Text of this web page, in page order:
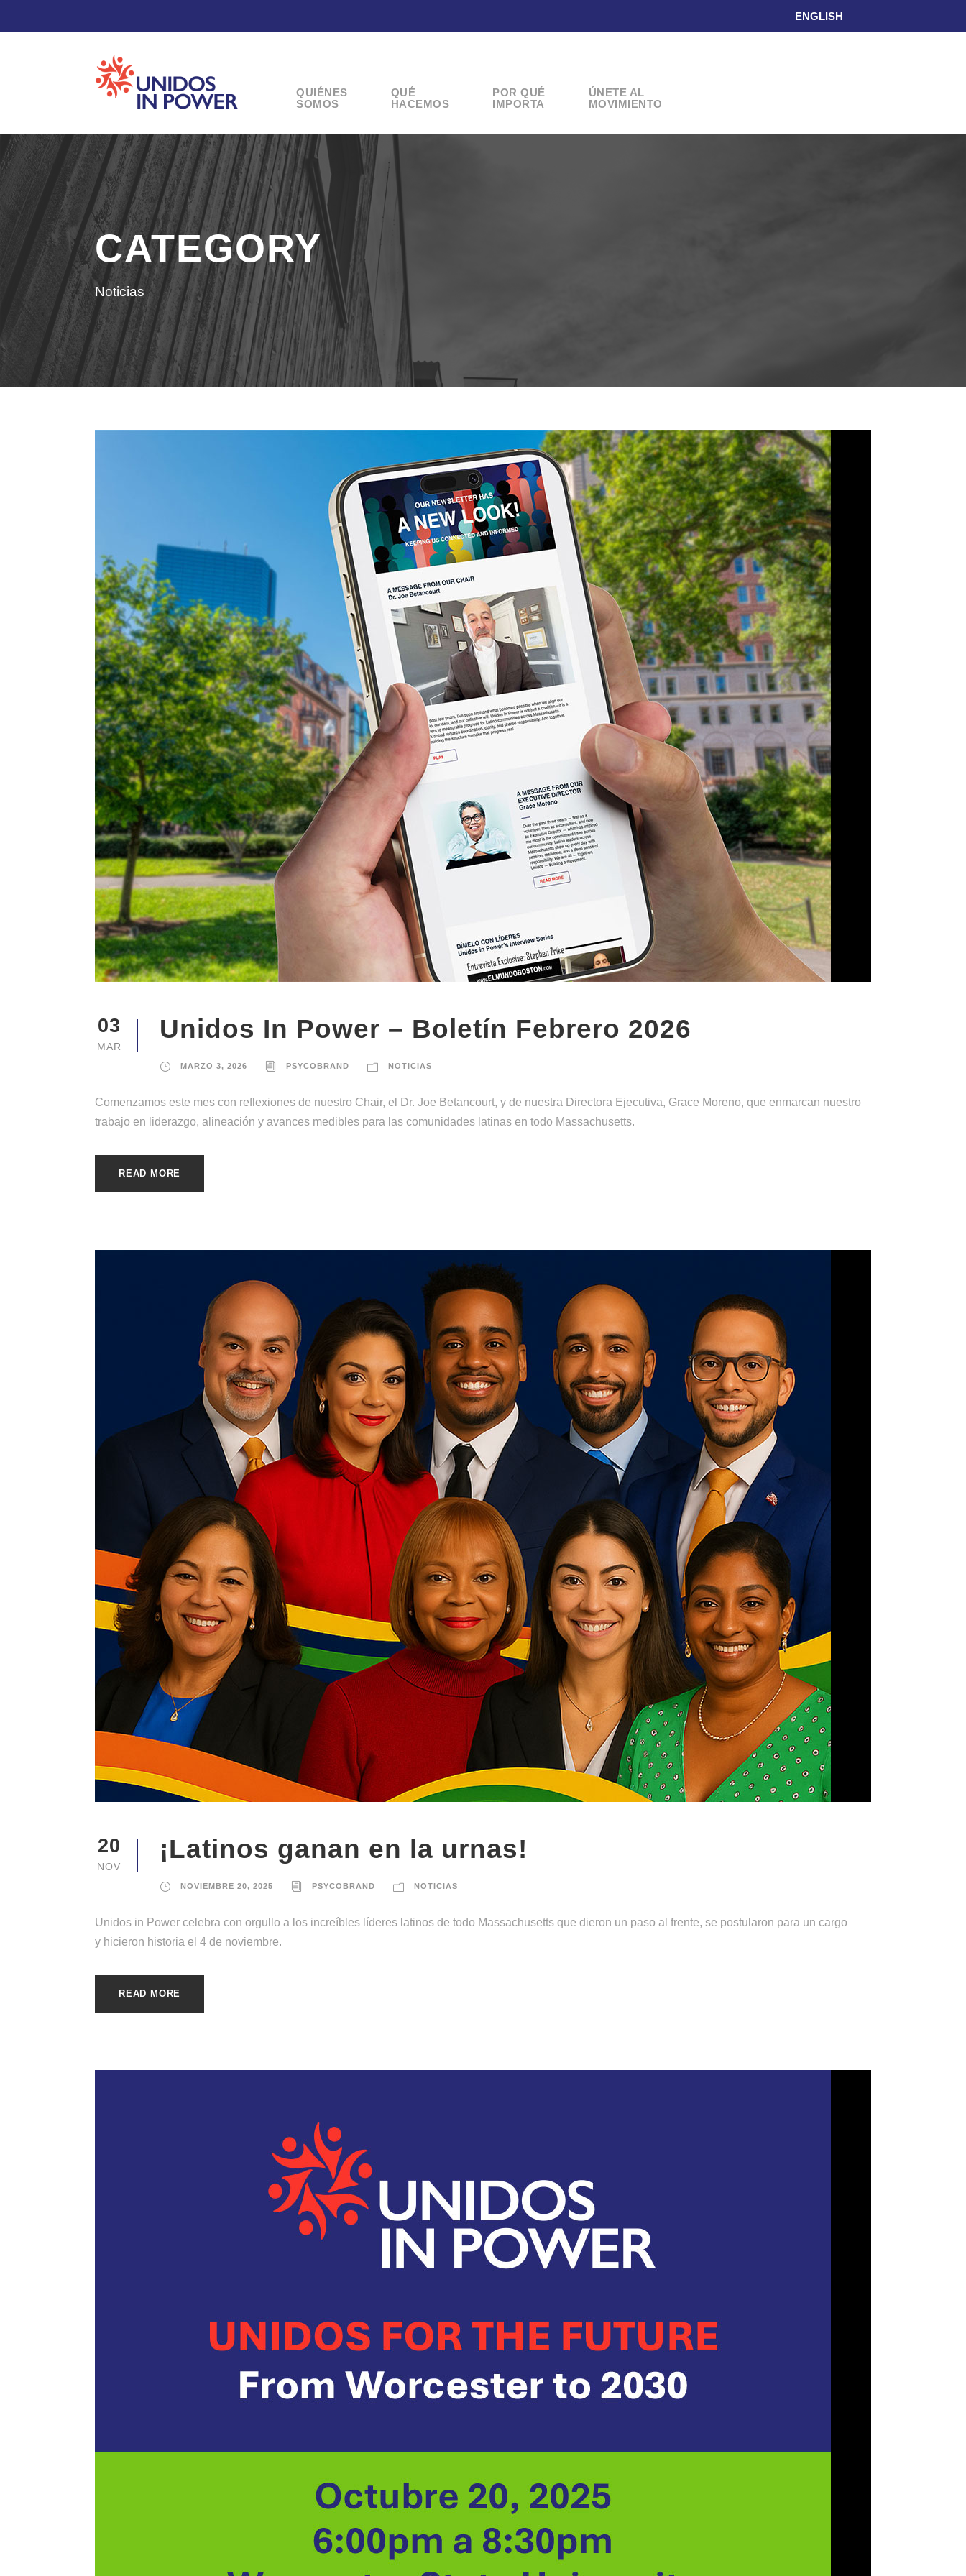
ENGLISH
QUIÉNES
SOMOS
QUÉ
HACEMOS
POR QUÉ
IMPORTA
ÚNETE AL
MOVIMIENTO
CATEGORY
Noticias
03
MAR
Unidos In Power – Boletín Febrero 2026
MARZO 3, 2026 PSYCOBRAND NOTICIAS
Comenzamos este mes con reflexiones de nuestro Chair, el Dr. Joe Betancourt, y de nuestra Directora Ejecutiva, Grace Moreno, que enmarcan nuestro
trabajo en liderazgo, alineación y avances medibles para las comunidades latinas en todo Massachusetts.
READ MORE
20
NOV
¡Latinos ganan en la urnas!
NOVIEMBRE 20, 2025 PSYCOBRAND NOTICIAS
Unidos in Power celebra con orgullo a los increíbles líderes latinos de todo Massachusetts que dieron un paso al frente, se postularon para un cargo
y hicieron historia el 4 de noviembre.
READ MORE